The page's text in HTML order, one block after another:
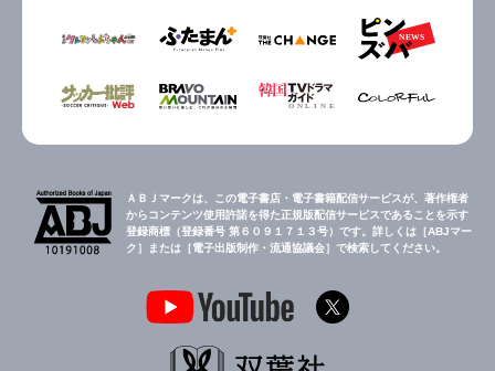
ＡＢＪマークは、この電子書店・電子書籍配信サービスが、著作権者
からコンテンツ使用許諾を得た正規版配信サービスであることを示す
登録商標（登録番号 第６０９１７１３号）です。詳しくは［ABJマー
ク］または［電子出版制作・流通協議会］で検索してください。